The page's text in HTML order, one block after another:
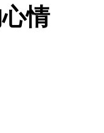
育
夜将其击毙
情